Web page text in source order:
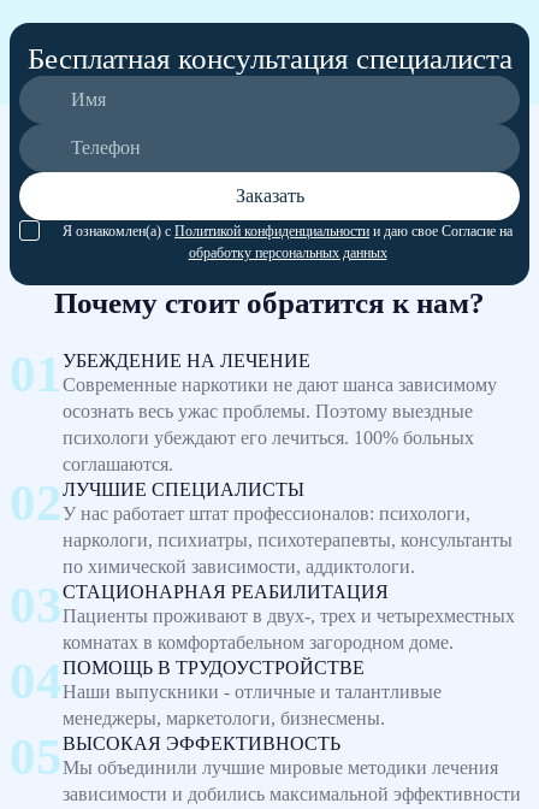
Бесплатная консультация специалиста
Заказать
Я ознакомлен(а) с Политикой конфиденциальности и даю свое Согласие на
обработку персональных данных
Почему стоит обратится к нам?
УБЕЖДЕНИЕ НА ЛЕЧЕНИЕ
Современные наркотики не дают шанса зависимому
осознать весь ужас проблемы. Поэтому выездные
психологи убеждают его лечиться. 100% больных
соглашаются.
ЛУЧШИЕ СПЕЦИАЛИСТЫ
У нас работает штат профессионалов: психологи,
наркологи, психиатры, психотерапевты, консультанты
по химической зависимости, аддиктологи.
СТАЦИОНАРНАЯ РЕАБИЛИТАЦИЯ
Пациенты проживают в двух-, трех и четырехместных
комнатах в комфортабельном загородном доме.
ПОМОЩЬ В ТРУДОУСТРОЙСТВЕ
Наши выпускники - отличные и талантливые
менеджеры, маркетологи, бизнесмены.
ВЫСОКАЯ ЭФФЕКТИВНОСТЬ
Мы объединили лучшие мировые методики лечения
зависимости и добились максимальной эффективности